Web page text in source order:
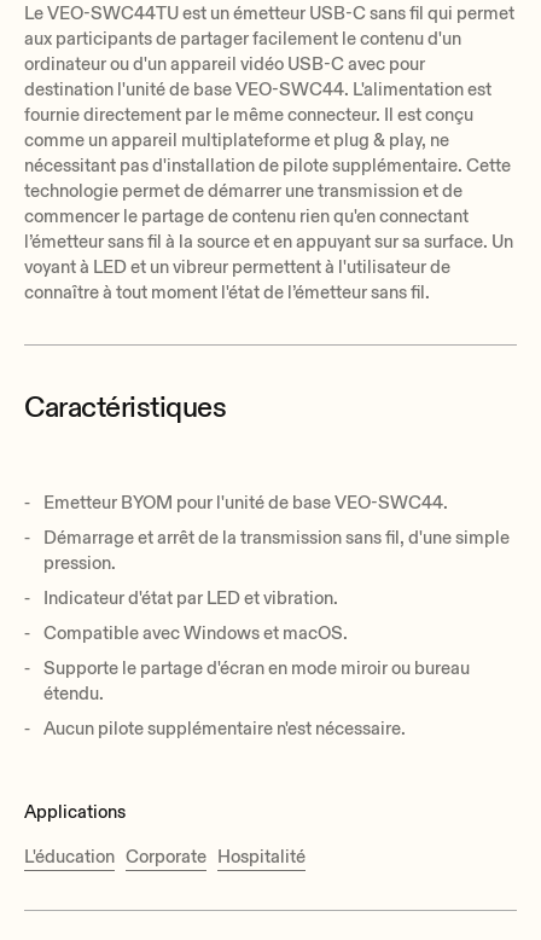
Le VEO-SWC44TU est un émetteur USB-C sans fil qui permet
aux participants de partager facilement le contenu d'un
ordinateur ou d'un appareil vidéo USB-C avec pour
destination l'unité de base VEO-SWC44. L'alimentation est
fournie directement par le même connecteur. Il est conçu
comme un appareil multiplateforme et plug & play, ne
nécessitant pas d'installation de pilote supplémentaire. Cette
technologie permet de démarrer une transmission et de
commencer le partage de contenu rien qu'en connectant
l’émetteur sans fil à la source et en appuyant sur sa surface. Un
voyant à LED et un vibreur permettent à l'utilisateur de
connaître à tout moment l'état de l’émetteur sans fil.
Caractéristiques
Emetteur BYOM pour l'unité de base VEO-SWC44.
Démarrage et arrêt de la transmission sans fil, d'une simple
pression.
Indicateur d'état par LED et vibration.
Compatible avec Windows et macOS.
Supporte le partage d'écran en mode miroir ou bureau
étendu.
Aucun pilote supplémentaire n'est nécessaire.
Applications
L'éducation Corporate Hospitalité